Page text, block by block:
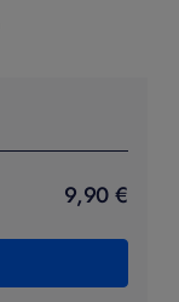
9,90 €